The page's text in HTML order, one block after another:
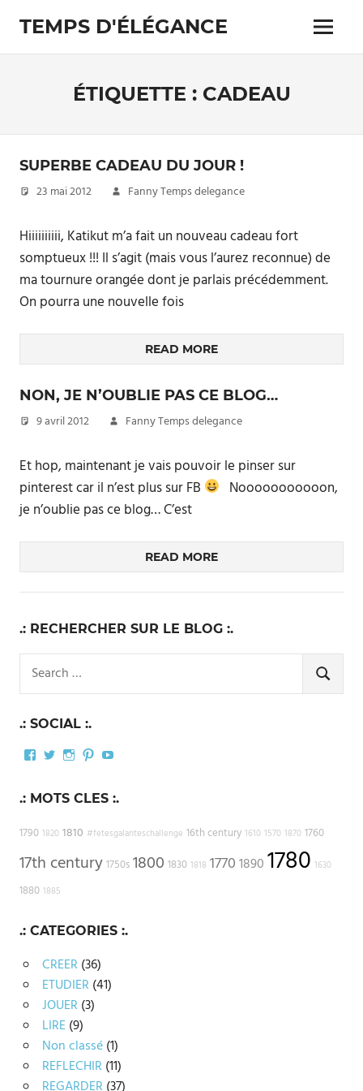
content
TEMPS D'ÉLÉGANCE
Pour
Menu
ÉTIQUETTE : CADEAU
SUPERBE CADEAU DU JOUR !
23 mai 2012 Fanny Temps delegance
Hiiiiiiiiii, Katikut m’a fait un nouveau cadeau fort
somptueux !!! Il s’agit (mais vous l’aurez reconnue) de
ma tournure orangée dont je parlais précédemment.
On pourra une nouvelle fois
READ MORE
NON, JE N’OUBLIE PAS CE BLOG…
9 avril 2012 Fanny Temps delegance
Et hop, maintenant je vais pouvoir le pinser sur
pinterest car il n’est plus sur FB
Nooooooooooon,
je n’oublie pas ce blog… C’est
READ MORE
.: RECHERCHER SUR LE BLOG :.
for:
SEARCH
.: SOCIAL :.
Facebook
TwitterInstagram
PinterestYouTube
.: MOTS CLES :.
1790 1820 1810 #fetesgalanteschallenge 16th century 1610 1570 1870 1760
17th century 1750s 1800 1830 1818 177018901780 1630
1880 1885
.: CATEGORIES :.
CREER (36)
ETUDIER (41)
JOUER (3)
LIRE(9)
Non classé(1)
REFLECHIR (11)